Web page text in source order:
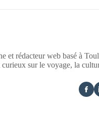
et rédacteur web basé à
curieux sur le voyage, la